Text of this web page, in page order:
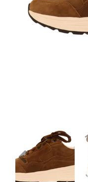
Retourneren
Previous